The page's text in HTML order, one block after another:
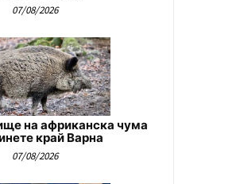
07/08/2026
на африканска чума
край Варна
07/08/2026